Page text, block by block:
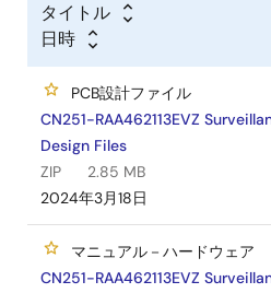
タイトル
日時
PCB設計ファイル
CN251-RAA462113EVZ
Design Files
ZIP
2.85 MB
2024年3月18日
マニュアル－ハードウェア
CN251-RAA462113EVZ